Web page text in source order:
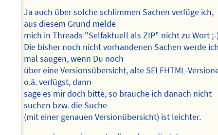
Ja auch über solche schlimmen Sachen verfüge ich,
aus diesem Grund melde
mich in Threads "Selfaktuell als ZIP" nicht zu Wort
Die bisher noch nicht vorhandenen Sachen werde
mal saugen, wenn Du noch
über eine Versionsübersicht, alte SELFHTML-
o.ä. verfügst, dann
sage es mir doch bitte, so brauche ich danach nicht
suchen bzw. die Suche
(mit einer genauen Versionübersicht) ist leichter.